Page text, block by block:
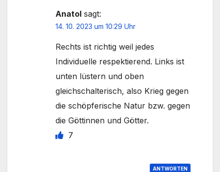
Anatol sagt:
14. 10. 2023 um 10:29 Uhr
Rechts ist richtig weil jedes
Individuelle respektierend. Links ist
unten lüstern und oben
gleichschalterisch, also Krieg gegen
die schöpferische Natur bzw. gegen
die Göttinnen und Götter.
7
ANTWORTEN